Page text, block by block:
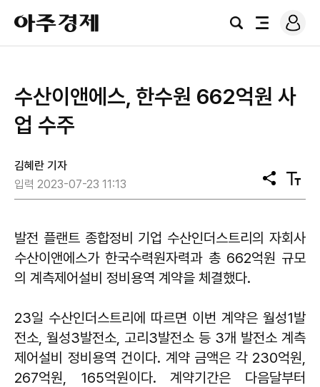
아
주
경
검
전
로
그
수산이앤에스, 한수원 662억원 사
업 수주
김혜란 기자
입력 2023-07-23 11:13
공
유
텍
스
기
발전 플랜트 종합정비 기업 수산인더스트리의 자회사
수산이앤에스가 한국수력원자력과 총 662억원 규모
의 계측제어설비 정비용역 계약을 체결했다.
23일 수산인더스트리에 따르면 이번 계약은 월성1발
전소, 월성3발전소, 고리3발전소 등 3개 발전소 계측
제어설비 정비용역 건이다. 계약 금액은 각 230억원,
267억원, 165억원이다. 계약기간은 다음달부터